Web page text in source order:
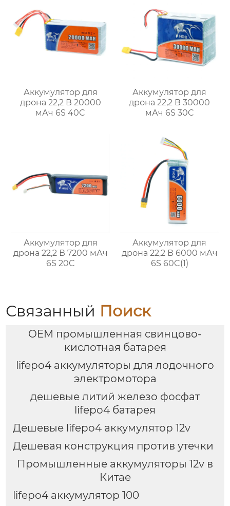
Аккумулятор для
дрона 22,2 В 20000
мАч 6S 40C
Аккумулятор для
дрона 22,2 В 30000
мАч 6S 30C
Аккумулятор для
дрона 22,2 В 7200 мАч
6S 20C
Аккумулятор для
дрона 22,2 В 6000 мАч
6S 60C(1)
Связанный Поиск
OEM промышленная свинцово-
кислотная батарея
lifepo4 аккумуляторы для лодочного
электромотора
дешевые литий железо фосфат
lifepo4 батарея
Дешевые lifepo4 аккумулятор 12v
Дешевая конструкция против утечки
Промышленные аккумуляторы 12v в
Китае
lifepo4 аккумулятор 100